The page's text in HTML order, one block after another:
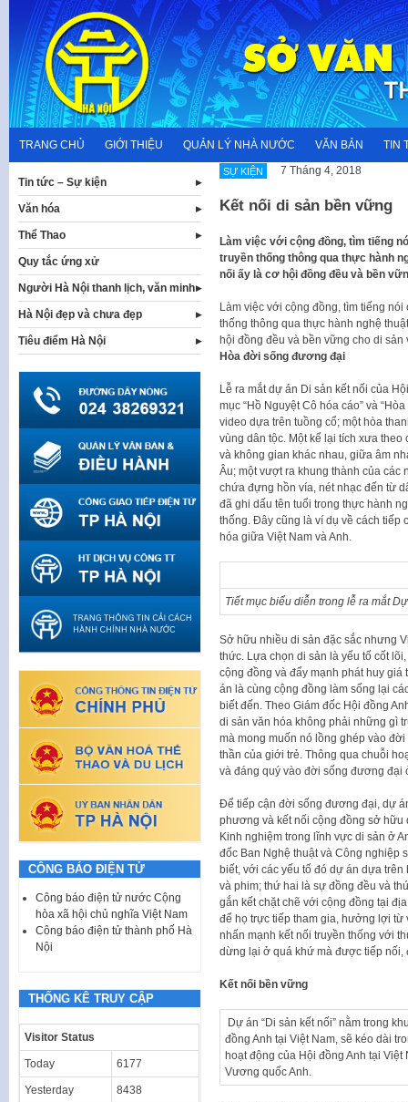
content
TRANG CHỦ GIỚI THIỆU QUẢN LÝ NHÀ NƯỚC VĂN BẢN TIN
SỰ KIỆN 7 Tháng 4, 2018
Kết nối di sản bền vững
Làm việc với cộng đồng, tìm tiếng
truyền thống thông qua thực hành
nối ấy là cơ hội đồng đều và bền
Làm việc với cộng đồng, tìm tiếng
thống thông qua thực hành nghệ
hội đồng đều và bền vững cho di sản
Hòa đời sống đương đại
Lễ ra mắt dự án Di sản kết nối của
mục “Hồ Nguyệt Cô hóa cáo” và
video dựa trên tuồng cổ; một hòa
vùng dân tộc. Một kể lại tích xưa
và không gian khác nhau, giữa âm
Âu; một vượt ra khung thành của các
chứa đựng hồn vía, nét nhạc đến từ
đã ghi dấu tên tuổi trong thực hành
thống. Đây cũng là ví dụ về cách tiếp
hóa giữa Việt Nam và Anh.
Tiết mục biểu diễn trong lễ ra mắt
Sở hữu nhiều di sản đặc sắc nhưng
thức. Lựa chọn di sản là yếu tố cốt
cộng đồng và đẩy mạnh phát huy
án là cùng cộng đồng làm sống lại
biết đến. Theo Giám đốc Hội đồng
di sản văn hóa không phải những gì
mà mong muốn nó lồng ghép vào
thần của giới trẻ. Thông qua chuỗi
và đáng quý vào đời sống đương đại
Để tiếp cận đời sống đương đại, dự
phương và kết nối cộng đồng sở
Kinh nghiệm trong lĩnh vực di sản ở
đốc Ban Nghệ thuật và Công nghiệp
biết, với các yếu tố đó dự án dựa
và phim; thứ hai là sự đồng đều và
gắn kết chặt chẽ với cộng đồng tại
để họ trực tiếp tham gia, hưởng lợi
nhấn mạnh kết nối truyền thống với
dừng lại ở quá khứ mà được tiếp nối,
Kết nối bền vững
Dự án “Di sản kết nối” nằm trong
đồng Anh tại Việt Nam, sẽ kéo dài
hoạt động của Hội đồng Anh tại
Vương quốc Anh.
Tin tức – Sự kiện
Văn hóa
Thể Thao
Quy tắc ứng xử
Người Hà Nội thanh lịch, văn minh
Hà Nội đẹp và chưa đẹp
Tiêu điểm Hà Nội
CÔNG BÁO ĐIỆN TỬ
Công báo điện tử nước Cộng
hòa xã hội chủ nghĩa Việt Nam
Công báo điện tử thành phố Hà
Nội
THỐNG KÊ TRUY CẬP
Visitor Status
Today 6177
Yesterday 8438